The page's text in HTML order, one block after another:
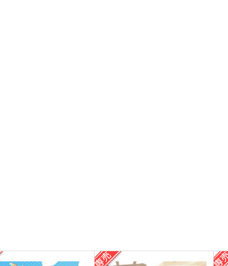
すくすく！